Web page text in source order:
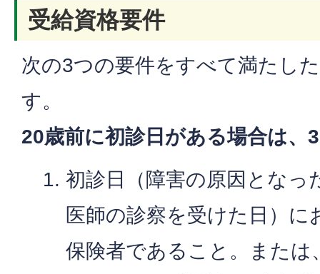
受給資格要件
次の3つの要件をすべて満たし
す。
20歳前に初診日がある場合は、
初診日（障害の原因となっ
医師の診察を受けた日）に
保険者であること。または